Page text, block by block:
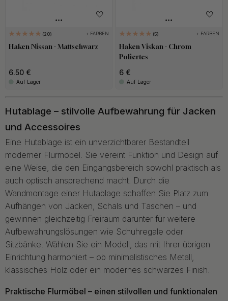
20 + FARBEN
Haken Nissan - Mattschwarz
6.50 €
Auf Lager
5 + FARBEN
Haken Viskan - Chrom
Poliertes
6 €
Auf Lager
Hutablage – stilvolle Aufbewahrung für Jacken
und Accessoires
Eine Hutablage ist ein unverzichtbarer Bestandteil
moderner Flurmöbel. Sie vereint Funktion und Design auf
eine Weise, die den Eingangsbereich sowohl praktisch als
auch optisch ansprechend macht. Durch die
Wandmontage einer Hutablage schaffen Sie Platz zum
Aufhängen von Jacken, Schals und Taschen – und
gewinnen gleichzeitig Freiraum darunter für weitere
Aufbewahrungslösungen wie Schuhregale oder
Sitzbänke. Wählen Sie ein Modell, das mit Ihrer übrigen
Einrichtung harmoniert – ob minimalistisches Metall,
klassisches Holz oder ein modernes schwarzes Finish.
Praktische Flurmöbel – einen stilvollen und funktionalen